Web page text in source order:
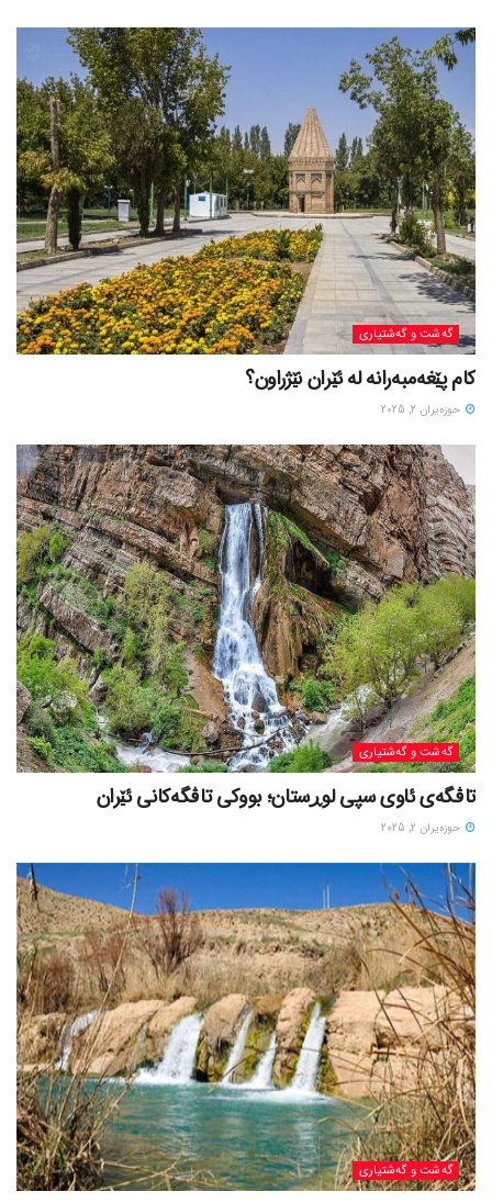
گه‌شت و گه‌شتیاری
کام پێغەمبەرانە لە ئێران نێژراون؟
حوزه‌یران 2, 2025
گه‌شت و گه‌شتیاری
تاڤگەی ئاوی سپی لوڕستان؛ بووکی تاڤگەکانی ئێران
حوزه‌یران 2, 2025
گه‌شت و گه‌شتیاری